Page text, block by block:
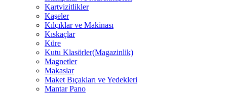
Kartvizitlikler
Kaşeler
Kılçıklar ve Makinası
Kıskaçlar
Küre
Kutu Klasörler(Magazinlik)
Magnetler
Makaslar
Maket Bıçakları ve Yedekleri
Mantar Pano